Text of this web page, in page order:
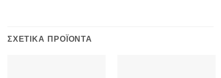
ΣΧΕΤΙΚΆ ΠΡΟΪΌΝΤΑ